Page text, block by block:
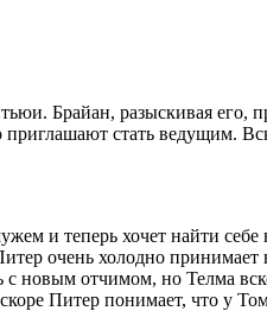
Брайан, разыскивая
стать ведущим.
и теперь хочет найти
очень холодно принимает
новым отчимом, но Телма
Питер понимает, что у